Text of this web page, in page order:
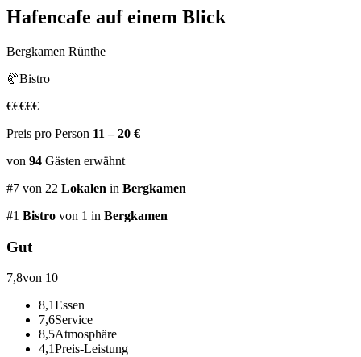
Hafencafe auf einem Blick
Bergkamen Rünthe
🥐Bistro
€€€€€
Preis pro Person 11 – 20 €
von 94 Gästen erwähnt
#7 von 22 Lokalen in Bergkamen
#1 Bistro von 1 in Bergkamen
Gut
7,8von 10
8,1Essen
7,6Service
8,5Atmosphäre
4,1Preis-Leistung